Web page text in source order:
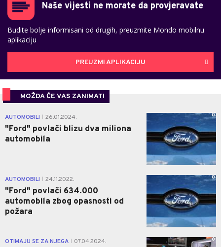
Naše vijesti ne morate da provjeravate
Budite bolje informisani od drugih, preuzmite Mondo mobilnu
aplikaciju
PREUZMI APLIKACIJU
MOŽDA ĆE VAS ZANIMATI
AUTOMOBILI 26.01.2024.
"Ford" povlači blizu dva miliona
automobila
0
AUTOMOBILI 24.11.2022.
"Ford" povlači 634.000
automobila zbog opasnosti od
požara
0
OTIMAJU SE ZA NJEGA 07.04.2024. 0